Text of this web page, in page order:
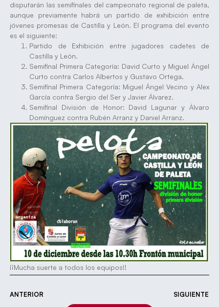
disputarán las semifinales del campeonato regional de paleta,
aunque previamente habrá un partido de exhibición entre
jóvenes promesas de Castilla y León. El programa del evento
es el siguiente:
Partido de Exhibición entre jugadores cadetes de
Castilla y León.
Semifinal Primera Categoría: David Curto y Miguel Ángel
Curto contra Carlos Albertos y Gustavo Ortega.
Semifinal Primera Categoría: Miguel Ángel Vecino y Alex
García contra Sergio del Ser y Javier Álvarez.
Semifinal División de Honor: David Lagunar y Álvaro
Domínguez contra Rubén Arranz y Daniel Arranz.
¡¡Mucha suerte a todos los equipos!!
ANTERIOR SIGUIENTE